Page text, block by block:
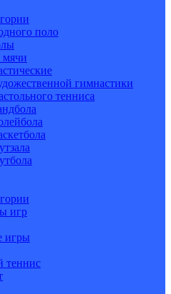
поло
гимнастики
тенниса
игр
игры
теннис